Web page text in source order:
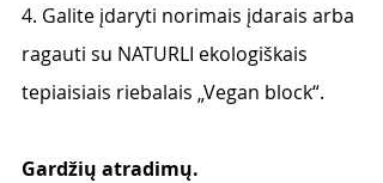
4. Galite įdaryti norimais įdarais arba
ragauti su NATURLI ekologiškais
tepiaisiais riebalais „Vegan block“.
Gardžių atradimų.